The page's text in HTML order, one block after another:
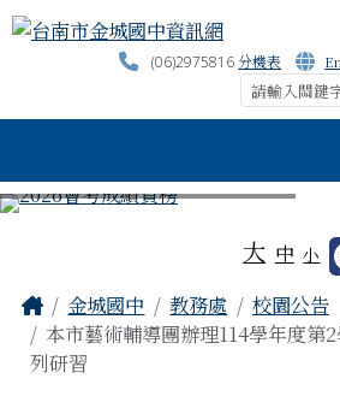
跳至主內容區
台南市金城國中資訊網
(06)2975816分機表
大 中 小
主內容區域
Home
金城國中 教務處
校園公告
本市藝術輔導團辦理114學年度第
列研習
頁尾區域